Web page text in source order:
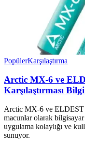
PopülerKarşılaştırma
Arctic MX-6 ve
Karşılaştırması
Arctic MX-6 ve ELDEST
macunlar olarak bilgisayar
uygulama kolaylığı ve
sunuyor.